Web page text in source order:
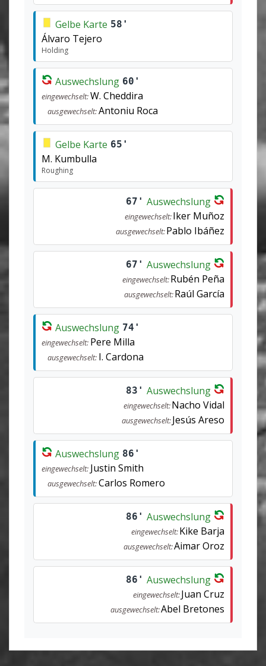
Gelbe Karte 58'
Álvaro Tejero
Holding
Auswechslung 60'
eingewechselt:W. Cheddira
ausgewechselt:Antoniu Roca
Gelbe Karte 65'
M. Kumbulla
Roughing
67' Auswechslung
eingewechselt:Iker Muñoz
ausgewechselt:Pablo Ibáñez
67' Auswechslung
eingewechselt:Rubén Peña
ausgewechselt:Raúl García
Auswechslung 74'
eingewechselt: Pere Milla
ausgewechselt: I. Cardona
83' Auswechslung
eingewechselt:Nacho Vidal
ausgewechselt:Jesús Areso
Auswechslung 86'
eingewechselt: Justin Smith
ausgewechselt:Carlos Romero
86' Auswechslung
eingewechselt:Kike Barja
ausgewechselt:Aimar Oroz
86' Auswechslung
eingewechselt:Juan Cruz
ausgewechselt:Abel Bretones